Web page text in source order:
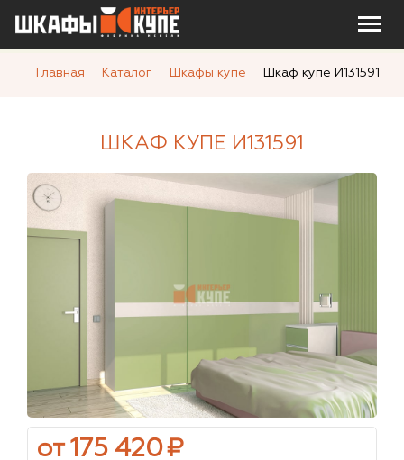
Главная Каталог Шкафы купе Шкаф купе И131591
ШКАФ КУПЕ И131591
от 175 420₽